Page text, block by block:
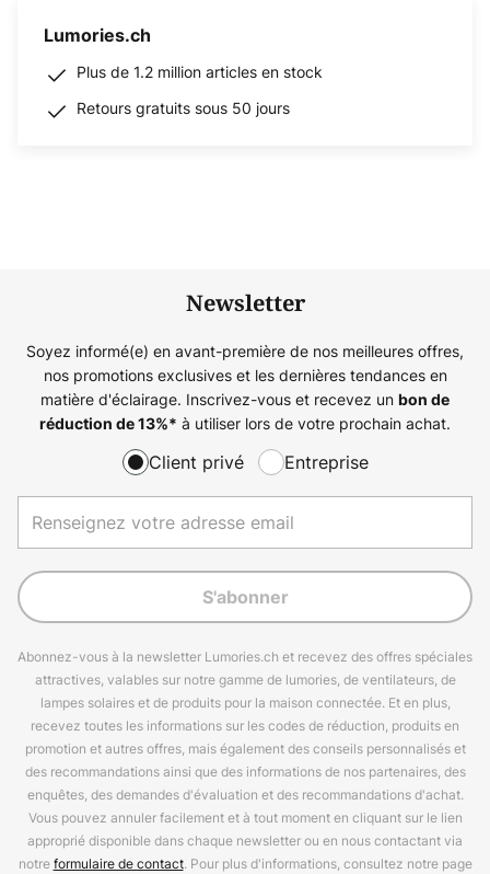
Lumories.ch
Plus de 1.2 million articles en stock
Retours gratuits sous 50 jours
Newsletter
Soyez informé(e) en avant-première de nos meilleures offres,
nos promotions exclusives et les dernières tendances en
matière d'éclairage. Inscrivez-vous et recevez un bon de
réduction de13%* à utiliser lors de votre prochain achat.
Client privé Entreprise
S'abonner
Abonnez-vous à la newsletter Lumories.ch et recevez des offres spéciales
attractives, valables sur notre gamme de lumories, de ventilateurs, de
lampes solaires et de produits pour la maison connectée. Et en plus,
recevez toutes les informations sur les codes de réduction, produits en
promotion et autres offres, mais également des conseils personnalisés et
des recommandations ainsi que des informations de nos partenaires, des
enquêtes, des demandes d'évaluation et des recommandations d'achat.
Vous pouvez annuler facilement et à tout moment en cliquant sur le lien
approprié disponible dans chaque newsletter ou en nous contactant via
notreformulaire de contact. Pour plus d'informations, consultez notre page